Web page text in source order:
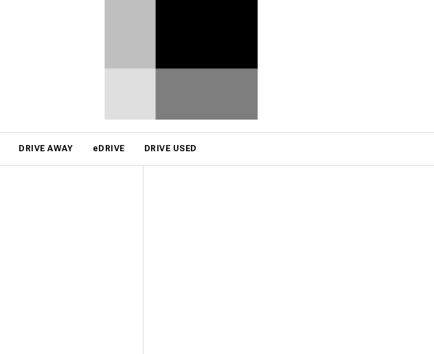
DRIVE AWAY eDRIVE DRIVE USED